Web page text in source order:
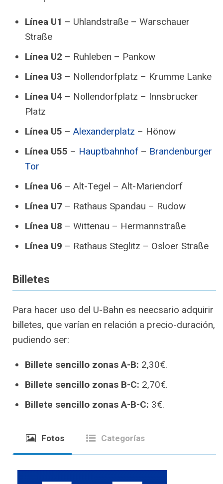
Línea U1 – Uhlandstraße – Warschauer
Straße
Línea U2 – Ruhleben – Pankow
Línea U3 – Nollendorfplatz – Krumme Lanke
Línea U4 – Nollendorfplatz – Innsbrucker
Platz
Línea U5 – Alexanderplatz – Hönow
Línea U55 – Hauptbahnhof – Brandenburger
Tor
Línea U6 – Alt-Tegel – Alt-Mariendorf
Línea U7 – Rathaus Spandau – Rudow
Línea U8 – Wittenau – Hermannstraße
Línea U9 – Rathaus Steglitz – Osloer Straße
Billetes
Para hacer uso del U-Bahn es neecsario adquirir
billetes, que varían en relación a precio-duración,
pudiendo ser:
Billete sencillo zonas A-B: 2,30€.
Billete sencillo zonas B-C: 2,70€.
Billete sencillo zonas A-B-C: 3€.
Fotos Categorías